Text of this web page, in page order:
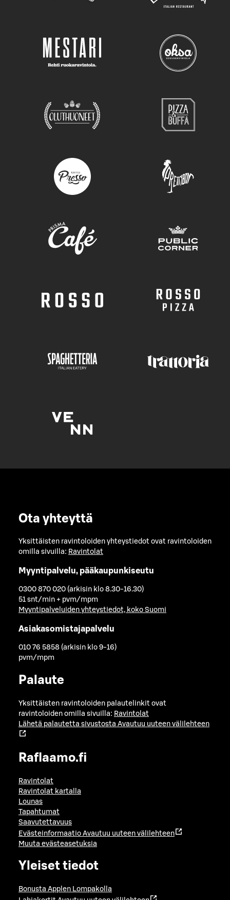
Ota yhteyttä
Yksittäisten ravintoloiden yhteystiedot ovat ravintoloiden
omilla sivuilla: Ravintolat
Myyntipalvelu, pääkaupunkiseutu
0300 870 020 (arkisin klo 8.30-16.30)
51 snt/min + pvm/mpm
Myyntipalveluiden yhteystiedot, koko Suomi
Asiakasomistajapalvelu
010 76 5858 (arkisin klo 9-16)
pvm/mpm
Palaute
Yksittäisten ravintoloiden palautelinkit ovat
ravintoloiden omilla sivuilla: Ravintolat
Lähetä palautetta sivustosta Avautuu uuteen välilehteen
Raflaamo.fi
Ravintolat
Ravintolat kartalla
Lounas
Tapahtumat
Saavutettavuus
Evästeinformaatio Avautuu uuteen välilehteen
Muuta evästeasetuksia
Yleiset tiedot
Bonusta Applen Lompakolla